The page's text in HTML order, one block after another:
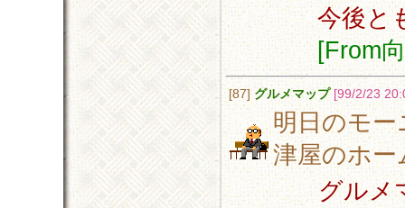
今後と
[From
[87] グルメマップ [99/2/23
明日のモ
津屋のホ
グルメ